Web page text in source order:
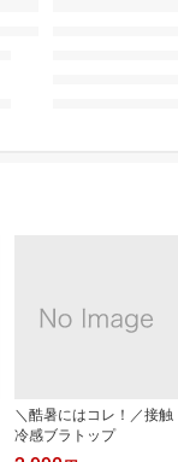
＼酷暑にはコレ！／接触
冷感ブラトップ